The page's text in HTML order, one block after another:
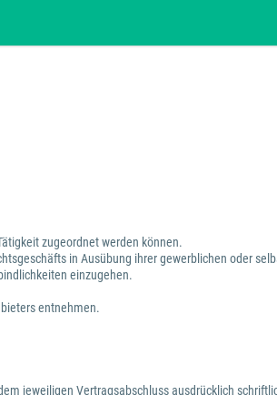
zugeordnet werden können.
in Ausübung ihrer gewerblichen oder
einzugehen.
entnehmen.
jeweiligen Vertragsabschluss ausdrücklich